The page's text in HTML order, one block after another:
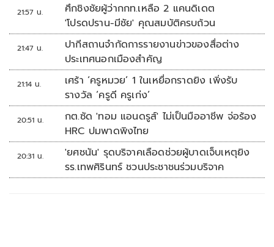
21:57 น.
ศึกชิงชัยผู้ว่ากกท.เหลือ 2 แคนดิเดต
'โปรดปราน-มีชัย' คุณสมบัติครบถ้วน
21:47 น.
ปากีสถานจำกัดการรายงานข่าวของสื่อต่าง
ประเทศนอกเมืองสำคัญ
21:14 น.
เศร้า ‘ครูหมวย’ 1 ในเหยื่อกราดยิง เพิ่งรับ
รางวัล ‘ครูดี ครูเก่ง’
20:51 น.
กต.ซัด 'ทอม แอนดรูส์' ไม่เป็นมืออาชีพ จ่อร้อง
HRC ปมพาดพิงไทย
20:31 น.
'ยศชนัน' รุดบริจาคเลือดช่วยผู้บาดเจ็บเหตุยิง
รร.เทพศิรินทร์ ชวนประชาชนร่วมบริจาค